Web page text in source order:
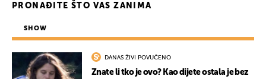
PRONAĐITE ŠTO VAS ZANIMA
SHOW
DANAS ŽIVI POVUČENO
Znate li tko je ovo? Kao dijete ostala je bez